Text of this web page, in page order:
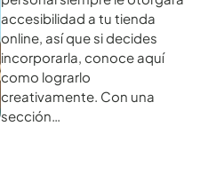
accesibilidad a tu tienda
online, así que si decides
incorporarla, conoce aquí
como lograrlo
creativamente. Con una
sección…